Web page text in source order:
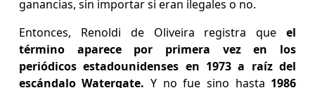
ganancias, sin importar si eran ilegales o no.
Entonces, Renoldi de Oliveira registra queel
término aparece por primera vez en los
periódicos estadounidenses en 1973 a raíz del
escándalo Watergate. Y no fue sino hasta 1986